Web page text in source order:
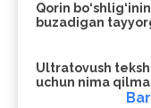
Qorin
buzadigan
Ultratovush
uchun nima